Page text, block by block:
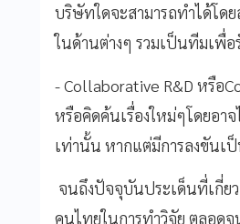
บริษัทใดจะสามารถทำได้โด
ในด้านต่างๆ รวมเป็นทีมเพื่
- Collaborative R&D หรือ
หรือคิดค้นเรื่องใหม่ๆโดยอา
เท่านั้น หากแต่มีการลงขันเป็
จนถึงปัจจุบันประเด็นที่เกี่ยว
คนไทยในการทำวิจัย ตลอด